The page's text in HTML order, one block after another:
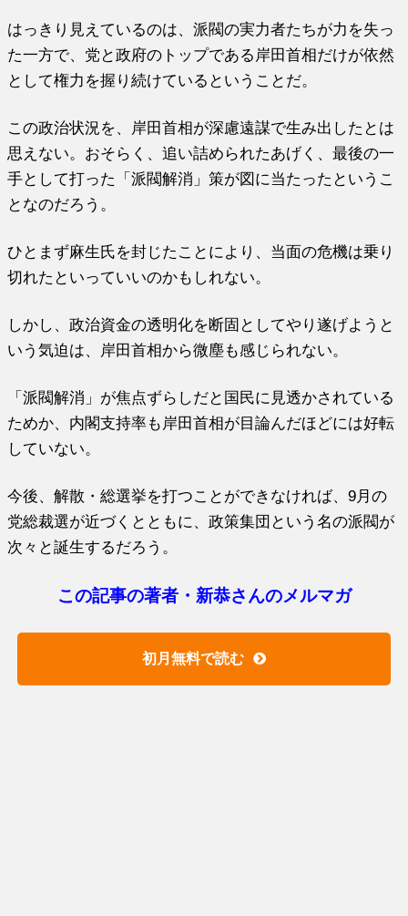
はっきり見えているのは、派閥の実力者たちが力を失っ
た一方で、党と政府のトップである岸田首相だけが依然
として権力を握り続けているということだ。
この政治状況を、岸田首相が深慮遠謀で生み出したとは
思えない。おそらく、追い詰められたあげく、最後の一
手として打った「派閥解消」策が図に当たったというこ
となのだろう。
ひとまず麻生氏を封じたことにより、当面の危機は乗り
切れたといっていいのかもしれない。
しかし、政治資金の透明化を断固としてやり遂げようと
いう気迫は、岸田首相から微塵も感じられない。
「派閥解消」が焦点ずらしだと国民に見透かされている
ためか、内閣支持率も岸田首相が目論んだほどには好転
していない。
今後、解散・総選挙を打つことができなければ、9月の
党総裁選が近づくとともに、政策集団という名の派閥が
次々と誕生するだろう。
この記事の著者・新恭さんのメルマガ
初月無料で読む